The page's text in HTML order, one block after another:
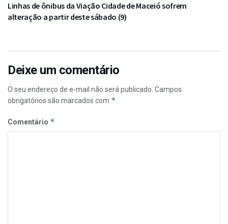
Linhas de ônibus da Viação Cidade de Maceió sofrem
alteração a partir deste sábado (9)
Deixe um comentário
O seu endereço de e-mail não será publicado. Campos
obrigatórios são marcados com *
Comentário *